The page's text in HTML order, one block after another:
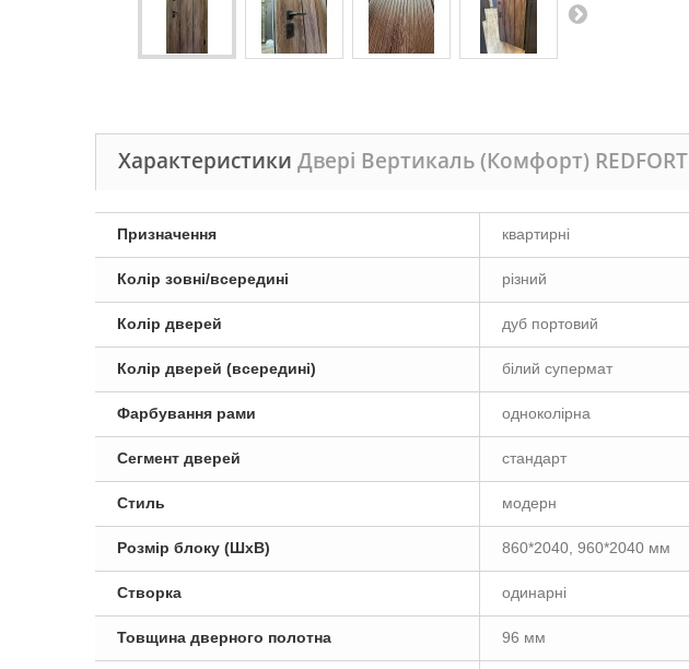
Характеристики Двері Вертикаль (Комфорт) REDFORT
Призначення квартирні
Колір зовні/всередині різний
Колір дверей дуб портовий
Колір дверей (всередині) білий супермат
Фарбування рами одноколірна
Сегмент дверей стандарт
Стиль модерн
Розмір блоку (ШxВ) 860*2040, 960*2040 мм
Створка одинарні
Товщина дверного полотна 96 мм